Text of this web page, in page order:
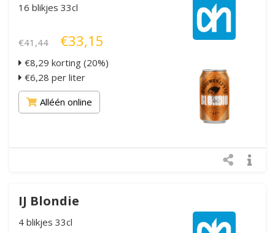
16 blikjes 33cl
€41,44 €33,15
€8,29 korting (20%)
€6,28 per liter
Alléén online
IJ Blondie
4 blikjes 33cl